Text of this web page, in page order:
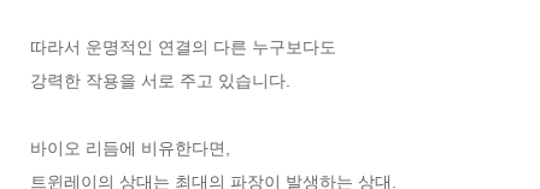
따라서 운명적인 연결의 다른 누구보다도
강력한 작용을 서로 주고 있습니다.
바이오 리듬에 비유한다면,
트윈레이의 상대는 최대의 파장이 발생하는 상대.